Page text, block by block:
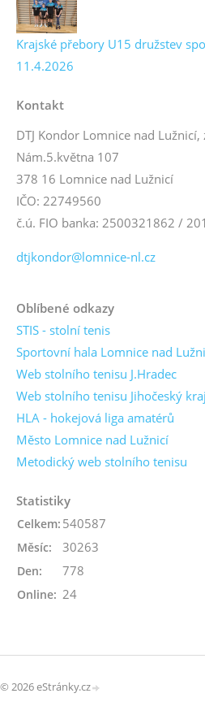
Krajské přebory U15 družstev
11.4.2026
Kontakt
DTJ Kondor Lomnice nad Lužnicí,
Nám.5.května 107
378 16 Lomnice nad Lužnicí
IČO: 22749560
č.ú. FIO banka: 2500321862 /
dtjkondor@lomnice-nl.cz
Oblíbené odkazy
STIS - stolní tenis
Sportovní hala Lomnice nad
Web stolního tenisu J.Hradec
Web stolního tenisu Jihočeský kraj
HLA - hokejová liga amatérů
Město Lomnice nad Lužnicí
Metodický web stolního tenisu
Statistiky
Online: 24
Celkem: 540587
Měsíc: 30263
Den: 778
© 2026 eStránky.cz